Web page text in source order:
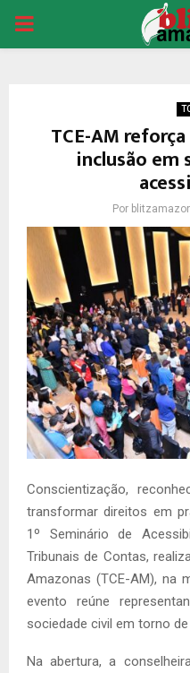
PRIMARY
TCE-AM
inclusão em
Por
Conscientização,
transformar direitos em
1º Seminário de
Tribunais de Contas,
Amazonas (TCE-AM), na
evento reúne
sociedade civil em torno
Na abertura, a